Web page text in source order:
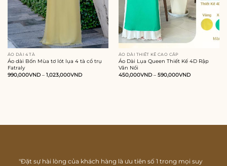
ÁO DÀI 4 TÀ
Áo dài Bốn Mùa tơ lót lụa 4 tà cổ trụ
Fatraly
990,000VND– 1,023,000VND
ÁO DÀI THIẾT KẾ CAO CẤP
Áo Dài Lụa Queen Thiết Kế 4D Rập
Vân Nổi
450,000VND– 590,000VND
"Đặt sự hài lòng của khách hàng là ưu tiên số 1 trong mọi suy